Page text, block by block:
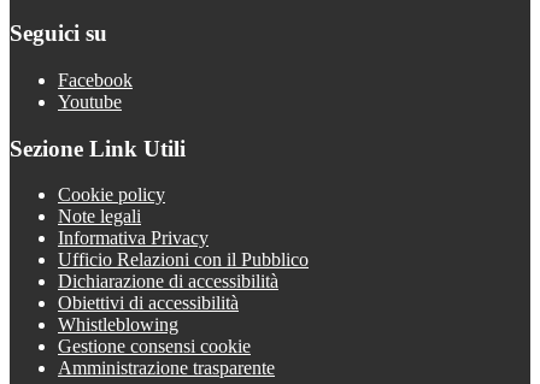
Seguici su
Facebook
Youtube
Sezione Link Utili
Cookie policy
Note legali
Informativa Privacy
Ufficio Relazioni con il Pubblico
Dichiarazione di accessibilità
Obiettivi di accessibilità
Whistleblowing
Gestione consensi cookie
Amministrazione trasparente